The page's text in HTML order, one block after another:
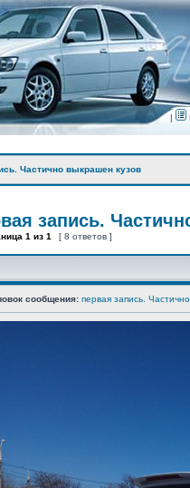
|
Частично выкрашен кузов
запись.
1 из 1 [ 8 ответов ]
сообщения: первая запись.